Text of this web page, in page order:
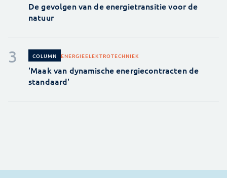
De gevolgen van de energietransitie voor de
natuur
COLUMN ENERGIEELEKTROTECHNIEK
'Maak van dynamische energiecontracten de
standaard'